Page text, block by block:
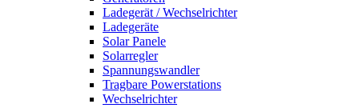
Ladegerät / Wechselrichter
Ladegeräte
Solar Panele
Solarregler
Spannungswandler
Tragbare Powerstations
Wechselrichter